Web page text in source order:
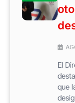
El
que